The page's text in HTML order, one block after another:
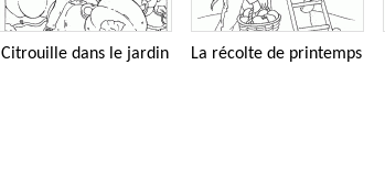
Citrouille dans le jardin La récolte de printemps